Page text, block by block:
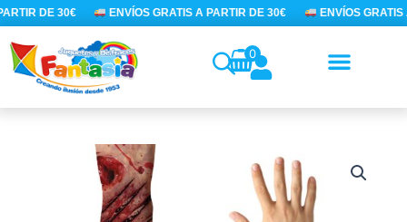
Ir
al
contenido
DE 30€ ENVÍOS GRATIS A PARTIR DE 30€ ENVÍOS GRATIS
0